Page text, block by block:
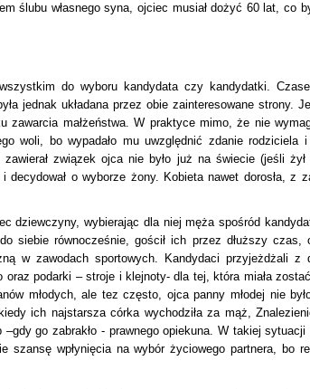
ślubu własnego syna, ojciec musiał dożyć 60 lat, co
do wyboru kandydata czy kandydatki.
jednak układana przez obie zainteresowane strony.
zawarcia małżeństwa. W praktyce mimo, że nie
woli, bo wypadało mu uwzględnić zdanie rodziciela
związek ojca nie było już na świecie (jeśli żył
decydował o wyborze żony. Kobieta nawet dorosła, z
dziewczyny, wybierając dla niej męża spośród
siebie równocześnie, gościł ich przez dłuższy czas,
w zawodach sportowych. Kandydaci przyjeżdżali z
podarki – stroje i klejnoty- dla tej, która miała
młodych, ale tez często, ojca panny młodej nie
ich najstarsza córka wychodziła za mąż,
–gdy go zabrakło - prawnego opiekuna. W takiej sytuacji
szansę wpłynięcia na wybór życiowego partnera, bo